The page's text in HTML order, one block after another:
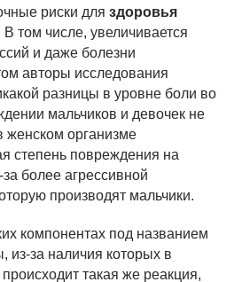
риски для здоровья
В том числе, увеличивается
и даже болезни
авторы исследования
разницы в уровне боли во
мальчиков и девочек не
женском организме
степень повреждения на
более агрессивной
производят мальчики.
компонентах под названием
из-за наличия которых в
такая же реакция,